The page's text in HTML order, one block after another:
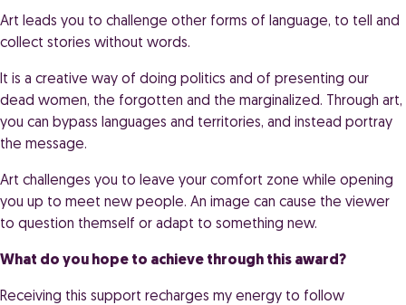
Art leads you to challenge other forms of language, to tell and
collect stories without words.
It is a creative way of doing politics and of presenting our
dead women, the forgotten and the marginalized. Through art,
you can bypass languages and territories, and instead portray
the message.
Art challenges you to leave your comfort zone while opening
you up to meet new people. An image can cause the viewer
to question themself or adapt to something new.
What do you hope to achieve through this award?
Receiving this support recharges my energy to follow